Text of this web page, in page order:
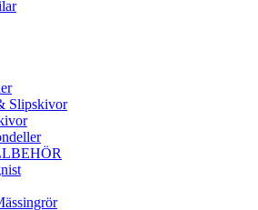
Slipskivor